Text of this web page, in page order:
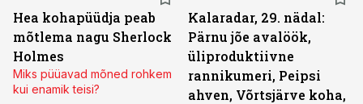
Hea kohapüüdja peab
mõtlema nagu Sherlock
Holmes
Miks püüavad mõned rohkem
kui enamik teisi?
Kalaradar, 29. nädal:
Pärnu jõe avalöök,
üliproduktiivne
rannikumeri, Peipsi
ahven, Võrtsjärve koha,